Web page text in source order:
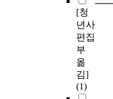
[청
년사
편집
부
옮
김]
(1)